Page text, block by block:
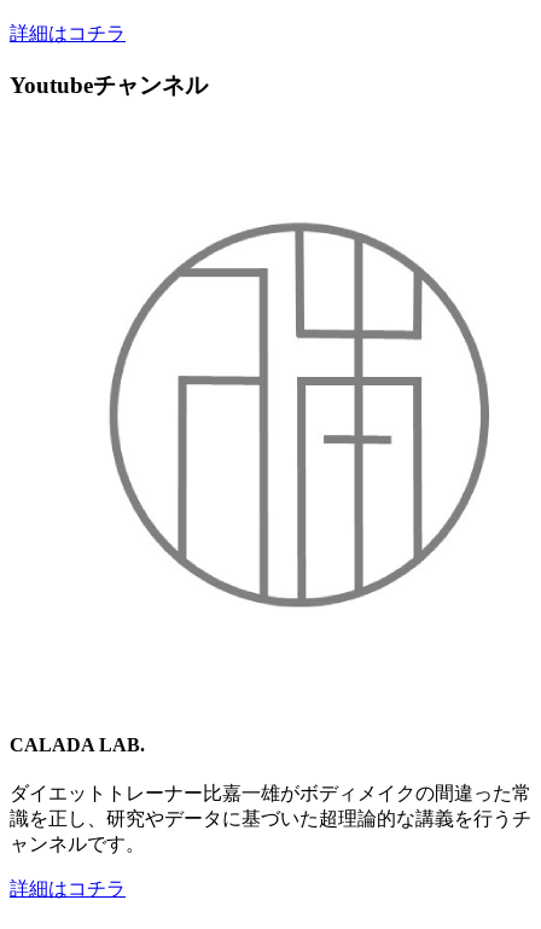
詳細はコチラ
Youtubeチャンネル
CALADA LAB.
ダイエットトレーナー比嘉一雄がボディメイクの間違った常
識を正し、研究やデータに基づいた超理論的な講義を行うチ
ャンネルです。
詳細はコチラ